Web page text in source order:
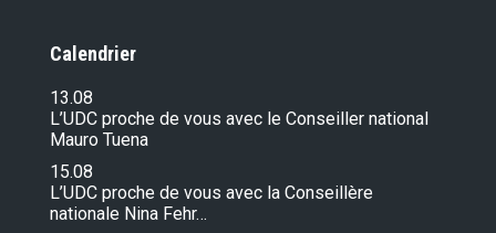
Calendrier
13.08
L’UDC proche de vous avec le Conseiller national
Mauro Tuena
15.08
L’UDC proche de vous avec la Conseillère
nationale Nina Fehr…